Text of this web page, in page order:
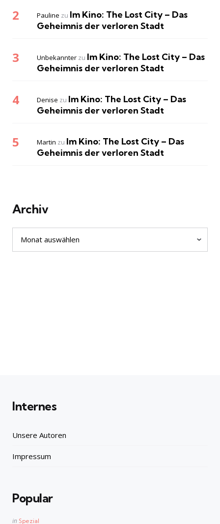
Pauline zu Im Kino: The Lost City – Das
Geheimnis der verloren Stadt
Unbekannter zu Im Kino: The Lost City – Das
Geheimnis der verloren Stadt
Denise zu Im Kino: The Lost City – Das
Geheimnis der verloren Stadt
Martin zu Im Kino: The Lost City – Das
Geheimnis der verloren Stadt
Archiv
Internes
Unsere Autoren
Impressum
Popular
Posted
in Spezial